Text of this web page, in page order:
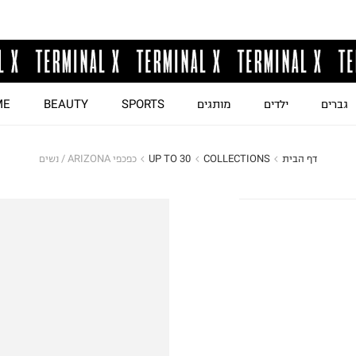
גברים ילדים מותגים SPORTS
BEAUTY
דף הבית COLLECTIONS
UP TO 30 כפכפי ARIZONA / נשים